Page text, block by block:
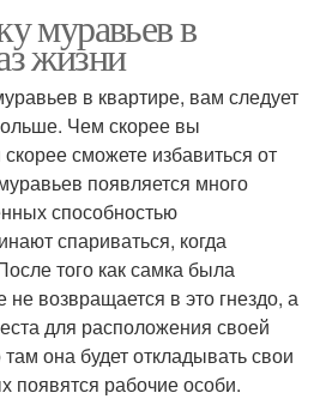
муравьев в
жизни
в квартире, вам следует
Чем скорее вы
сможете избавиться от
появляется много
способностью
спариваться, когда
того как самка была
возвращается в это гнездо, а
для расположения своей
она будет откладывать свои
появятся рабочие особи.